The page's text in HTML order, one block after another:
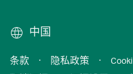
中国
条款 · 隐私政策 ·